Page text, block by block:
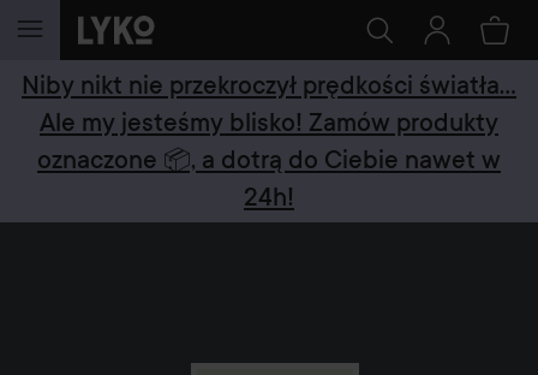
PRZEJDŹ DO TREŚCI
Niby nikt nie przekroczył prędkości światła...
Ale my jesteśmy blisko! Zamów produkty
oznaczone 📦, a dotrą do Ciebie nawet w
24h!